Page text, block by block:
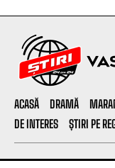
ACASĂ DRAMĂ
DE INTERES
ȘTIRI PE